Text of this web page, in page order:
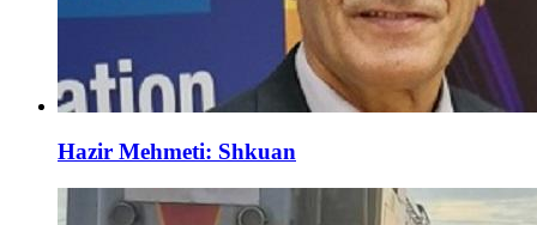
Hazir Mehmeti: Shkuan